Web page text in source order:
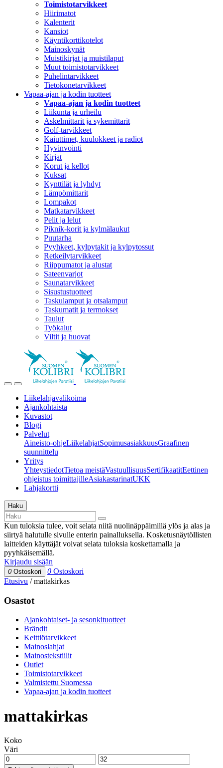
Toimistotarvikkeet
Hiirimatot
Kalenterit
Kansiot
Käyntikorttikotelot
Mainoskynät
Muistikirjat ja muistilaput
Muut toimistotarvikkeet
Puhelintarvikkeet
Tietokonetarvikkeet
Vapaa-ajan ja kodin tuotteet
Vapaa-ajan ja kodin tuotteet
Liikunta ja urheilu
Askelmittarit ja sykemittarit
Golf-tarvikkeet
Kaiuttimet, kuulokkeet ja radiot
Hyvinvointi
Kirjat
Korut ja kellot
Kuksat
Kynttilät ja lyhdyt
Lämpömittarit
Lompakot
Matkatarvikkeet
Pelit ja lelut
Piknik-korit ja kylmälaukut
Puutarha
Pyyhkeet, kylpytakit ja kylpytossut
Retkeilytarvikkeet
Riippumatot ja alustat
Sateenvarjot
Saunatarvikkeet
Sisustustuotteet
Taskulamput ja otsalamput
Taskumatit ja termokset
Taulut
Työkalut
Viltit ja huovat
Liikelahjavalikoima
Ajankohtaista
Kuvastot
Blogi
Palvelut
Aineisto-ohjeLiikelahjatSopimusasiakkuusGraafinen
suunnittelu
Yritys
YhteystiedotTietoa meistäVastuullisuusSertifikaatitEettinen
ohjeistus toimittajilleAsiakastarinatUKK
Lahjakortti
Haku
Kun tuloksia tulee, voit selata niitä nuolinäppäimillä ylös ja alas ja
siirtyä halutulle sivulle enterin painalluksella. Kosketusnäytöllisten
laitteiden käyttäjät voivat selata tuloksia koskettamalla ja
pyyhkäisemällä.
Kirjaudu sisään
0 Ostoskori 0 Ostoskori
Etusivu /mattakirkas
Osastot
Ajankohtaiset- ja sesonkituotteet
Brändit
Keittiötarvikkeet
Mainoslahjat
Mainostekstiilit
Outlet
Toimistotarvikkeet
Valmistettu Suomessa
Vapaa-ajan ja kodin tuotteet
mattakirkas
Koko
Väri